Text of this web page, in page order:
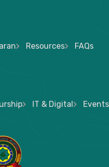
Resources FAQs
IT & Digital Events